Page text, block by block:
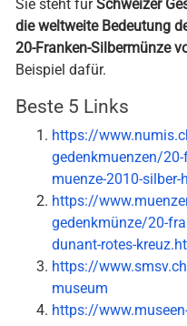
Sie steht für Schweizer
die weltweite Bedeutung
20-Franken-Silbermünze
Beispiel dafür.
Beste 5 Links
https://
gedenkmuenzen/
muenze-2010-
https://
gedenkmünze/20-
dunant-rotes-
https://
museum
https://